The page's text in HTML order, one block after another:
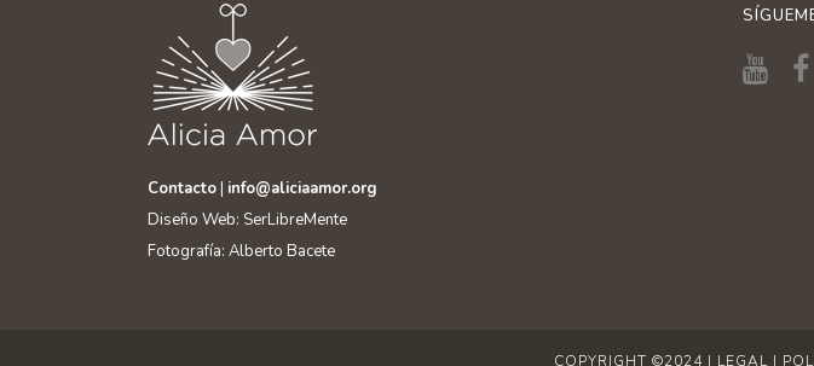
Contacto| info@aliciaamor.org
Diseño Web: SerLibreMente
Fotografía: Alberto Bacete
COPYRIGHT ©2024| LEGAL |